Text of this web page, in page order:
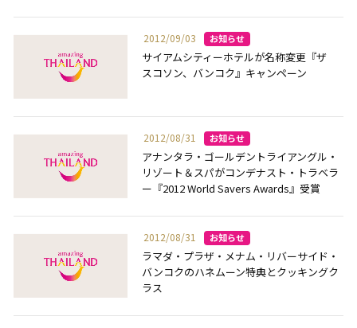
2012/09/03
サイアムシティーホテルが名称変更『ザ
スコソン、バンコク』キャンペーン
2012/08/31
アナンタラ・ゴールデントライアングル・
リゾート＆スパがコンデナスト・トラベラ
ー『2012 World Savers Awards』受賞
2012/08/31
ラマダ・プラザ・メナム・リバーサイド・
バンコクのハネムーン特典とクッキングク
ラス